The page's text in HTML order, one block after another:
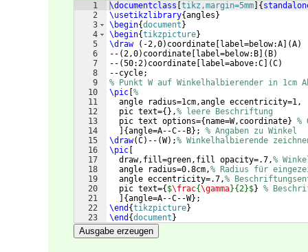
1
2
3
4
5
6
7
8
9
10
11
12
13
14
15
16
17
18
19
20
21
22
23
\documentclass tikz,margin=5mm {
\usetikzlibrary{angles }
\begin{document }
\begin{tikzpicture}
\draw
( -2,0) coordinate label=below:A (A)
-- (2,0) coordinate label=below:B ( B)
-- (50:2) coordinate label=above:C (C)
--cycle;
% Punkt W auf Winkelhalbierender in 1cm
\pic %
  angle radius=1cm,angle eccentricity=1,
  pic text=
{ } ,% leere Beschriftung
  pic text options=
{ name=W,coordinate} %
{angle=A--C--B} ; % Angaben zu Winkel
\draw(C) -- (W) ;% Winkelhalbierende
\pic
  draw,fill=green,fill opacity=.7,
%
  angle radius=0.8cm,
% Radius für
  angle eccentricity=.7,
%
  pic text=
{ $\frac{\gamma}{2}$} %
{angle=A--C--W} ;
\end {tikzpicture}
\end {document }
Ausgabe erzeugen